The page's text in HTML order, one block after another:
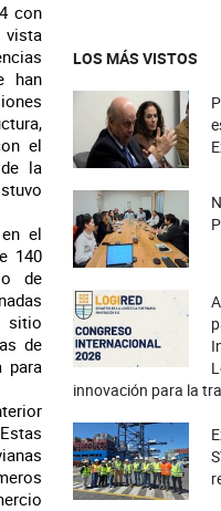
con
vista
han
el
la
el
140
de
sitio
de
para
LOS MÁS VISTOS
innovación para la